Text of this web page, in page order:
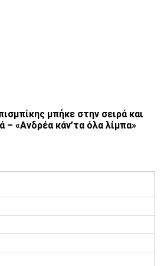
μπήκε στην σειρά και
«Ανδρέα κάν’τα όλα λίμπα»